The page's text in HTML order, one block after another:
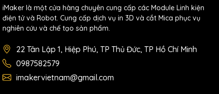
iMaker là một cửa hàng chuyên cung cấp các Module Linh kiện
điện tử và Robot. Cung cấp dịch vụ in 3D và cắt Mica phục vụ
nghiên cứu và chế tạo sản phẩm.
22 Tân Lập 1, Hiệp Phú, TP Thủ Đức, TP Hồ Chí Minh
0987582579
imakervietnam@gmail.com